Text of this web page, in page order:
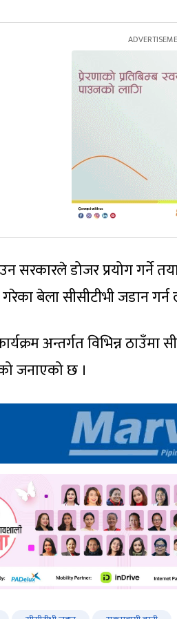
सरकारले डोजर प्रयोग गर्ने
गरेका बेला सीसीटीभी जडान
अन्तर्गत विभिन्न
जनाएको छ ।